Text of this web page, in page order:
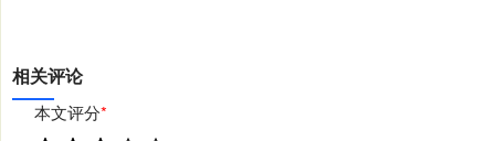
相关评论
本文评分*